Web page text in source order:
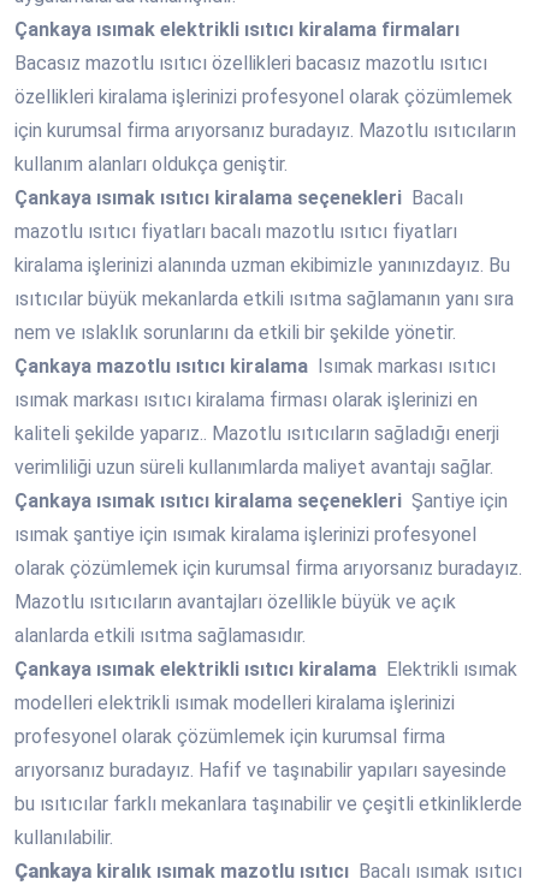
Çankaya ısımak elektrikli ısıtıcı kiralama firmaları
Bacasız mazotlu ısıtıcı özellikleri bacasız mazotlu ısıtıcı
özellikleri kiralama işlerinizi profesyonel olarak çözümlemek
için kurumsal firma arıyorsanız buradayız. Mazotlu ısıtıcıların
kullanım alanları oldukça geniştir.
Çankaya ısımak ısıtıcı kiralama seçenekleri Bacalı
mazotlu ısıtıcı fiyatları bacalı mazotlu ısıtıcı fiyatları
kiralama işlerinizi alanında uzman ekibimizle yanınızdayız. Bu
ısıtıcılar büyük mekanlarda etkili ısıtma sağlamanın yanı sıra
nem ve ıslaklık sorunlarını da etkili bir şekilde yönetir.
Çankaya mazotlu ısıtıcı kiralama
Isımak markası ısıtıcı
ısımak markası ısıtıcı kiralama firması olarak işlerinizi en
kaliteli şekilde yaparız.. Mazotlu ısıtıcıların sağladığı enerji
verimliliği uzun süreli kullanımlarda maliyet avantajı sağlar.
Çankaya ısımak ısıtıcı kiralama seçenekleri Şantiye için
ısımak şantiye için ısımak kiralama işlerinizi profesyonel
olarak çözümlemek için kurumsal firma arıyorsanız buradayız.
Mazotlu ısıtıcıların avantajları özellikle büyük ve açık
alanlarda etkili ısıtma sağlamasıdır.
Çankaya ısımak elektrikli ısıtıcı kiralama Elektrikli ısımak
modelleri elektrikli ısımak modelleri kiralama işlerinizi
profesyonel olarak çözümlemek için kurumsal firma
arıyorsanız buradayız. Hafif ve taşınabilir yapıları sayesinde
bu ısıtıcılar farklı mekanlara taşınabilir ve çeşitli etkinliklerde
kullanılabilir.
Çankaya kiralık ısımak mazotlu ısıtıcı Bacalı ısımak ısıtıcı